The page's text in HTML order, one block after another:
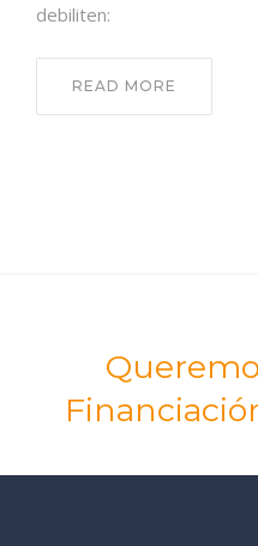
debiliten:
READ MORE